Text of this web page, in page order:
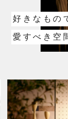
好きなもの
愛すべき空